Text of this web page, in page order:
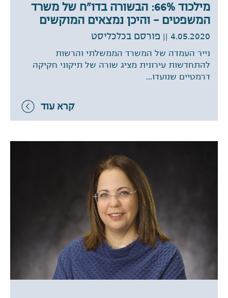
מילכוד 66%: הבשורה בדו"ח של משרד
המשפטים – והיכן נמצאים המוקשים
4.05.2020 || פורסם בכלכליסט
נייר העמדה של המשרד הממשלתי והרשות
להתחדשות עירונית מציג שורה של תיקוני חקיקה
דרמטיים שנועדו...
קרא עוד